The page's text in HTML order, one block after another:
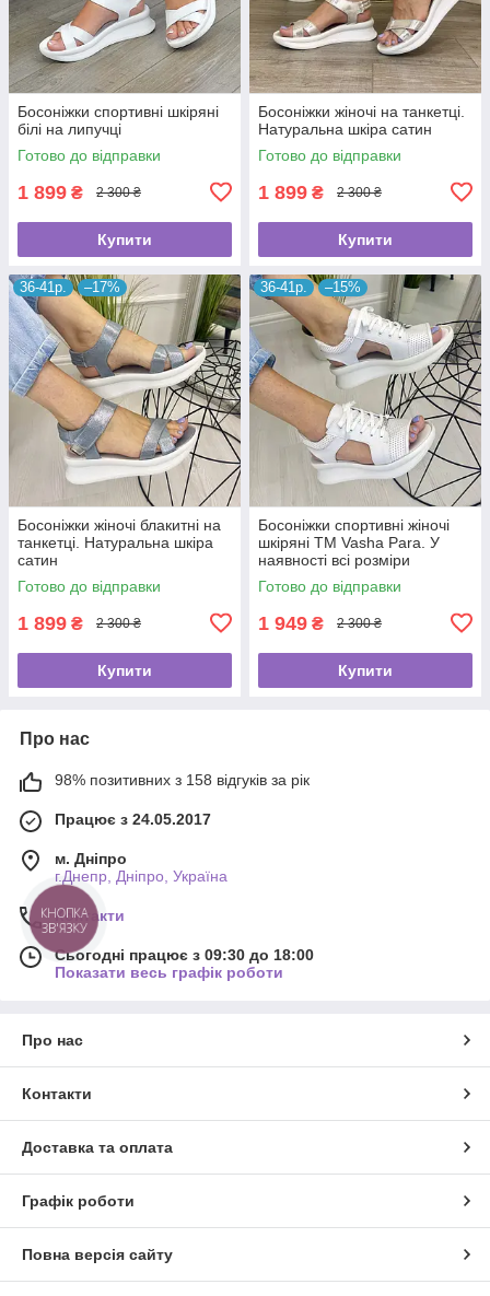
Босоніжки спортивні шкіряні
білі на липучці
Готово до відправки
1 899 ₴ 2 300 ₴
Купити
Босоніжки жіночі на танкетці.
Натуральна шкіра сатин
Готово до відправки
1 899 ₴ 2 300 ₴
Купити
36-41р. –17%
Босоніжки жіночі блакитні на
танкетці. Натуральна шкіра
сатин
Готово до відправки
1 899 ₴ 2 300 ₴
Купити
36-41р. –15%
Босоніжки спортивні жіночі
шкіряні ТМ Vasha Para. У
наявності всі розміри
Готово до відправки
1 949 ₴ 2 300 ₴
Купити
Про нас
98% позитивних з 158 відгуків за рік
Працює з 24.05.2017
м. Дніпро
г.Днепр, Дніпро, Україна
Контакти
Сьогодні працює з 09:30 до 18:00
Показати весь графік роботи
Про нас
Контакти
Доставка та оплата
Графік роботи
Повна версія сайту
КНОПКА
ЗВ'ЯЗКУ